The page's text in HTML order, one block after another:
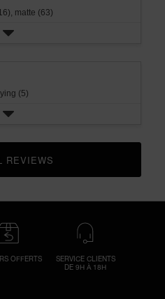
matte (63)
(5)
CLICK TO GO TO ALL REVIEWS
OFFERTS
SERVICE CLIENTS
DE 9H À 18H